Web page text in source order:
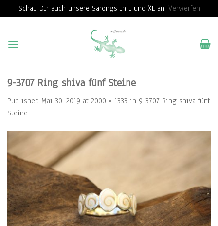
Schau Dir auch unsere Sarongs in L und XL an. Verwerfen
content
9-3707 Ring shiva fünf Steine
Published Mai 30, 2019 at 2000 × 1333 in 9-3707 Ring shiva fünf
Steine